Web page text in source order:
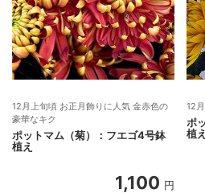
12月上旬頃 お正月飾りに人気 金赤色の
豪華なキク
ポットマム（菊）：フエゴ4号鉢
植え
1,100 円
12
ポ
植え